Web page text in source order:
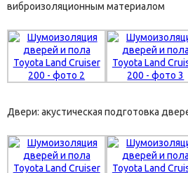
виброизоляционным материалом
Двери: акустическая подготовка